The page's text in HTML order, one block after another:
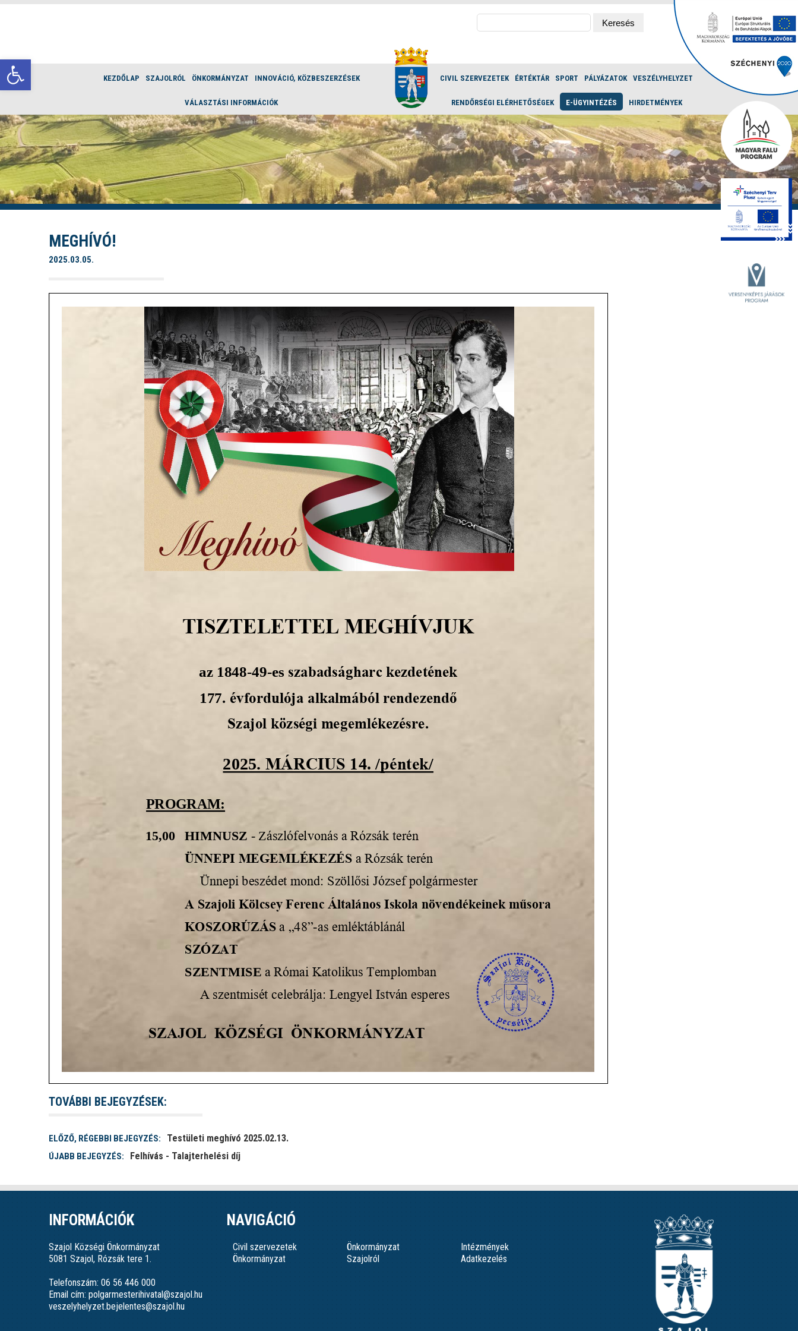
Eszköztár megnyitása
Keresés:
KEZDŐLAP SZAJOLRÓL ÖNKORMÁNYZAT INNOVÁCIÓ, KÖZBESZERZÉSEK
VÁLASZTÁSI INFORMÁCIÓK
CIVIL SZERVEZETEK ÉRTÉKTÁR SPORT PÁLYÁZATOK VESZÉLYHELYZET
RENDŐRSÉGI ELÉRHETŐSÉGEK E-ÜGYINTÉZÉS HIRDETMÉNYEK
MEGHÍVÓ!
2025.03.05.
TOVÁBBI BEJEGYZÉSEK:
ELŐZŐ, RÉGEBBI BEJEGYZÉS: Testületi meghívó 2025.02.13.
ÚJABB BEJEGYZÉS: Felhívás - Talajterhelési díj
INFORMÁCIÓK
Szajol Községi Önkormányzat
5081 Szajol, Rózsák tere 1.
Telefonszám: 06 56 446 000
Email cím: polgarmesterihivatal@szajol.hu
veszelyhelyzet.bejelentes@szajol.hu
NAVIGÁCIÓ
Civil szervezetek
Önkormányzat
Önkormányzat
Szajolról
Intézmények
Adatkezelés